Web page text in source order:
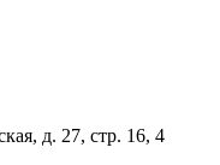
д. 27, стр. 16, 4